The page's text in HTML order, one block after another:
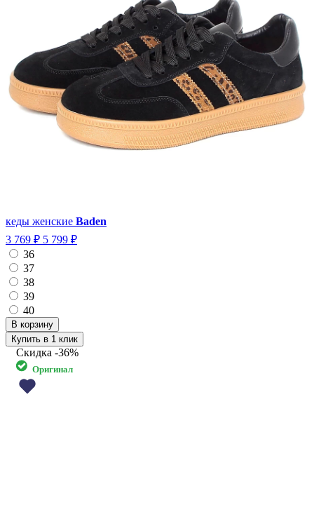
кеды женские Baden
3 769 ₽ 5 799 ₽
36
37
38
39
40
Купить в 1 клик
Скидка -36%
Оригинал